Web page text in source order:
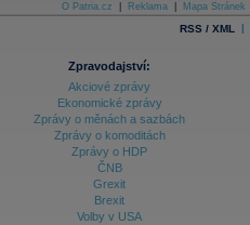
(ČR)
Ceny průmyslových výrobců - Graf (ČR)
Ceny průmyslových výrobců - Zpravodajství
DATA EXPORT
Databanka - Akcie
Databanka - Ceny
Databanka - Ekonomický růst
O Patria.cz Reklama Mapa Stránek
RSS / XML |
Zpravodajství:
Akciové zprávy
Ekonomické zprávy
Zprávy o měnách a sazbách
Zprávy o komoditách
Zprávy o HDP
ČNB
Grexit
Brexit
Volby v USA